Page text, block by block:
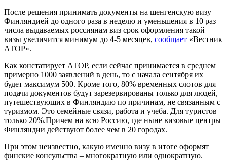
После решения принимать документы на шенгенскую визу
Финляндией до одного раза в неделю и уменьшения в 10 раз
числа выдаваемых россиянам виз срок оформления такой
визы увеличится минимум до 4-5 месяцев, сообщает «Вестник
АТОР».
Как констатирует АТОР, если сейчас принимается в среднем
примерно 1000 заявлений в день, то с начала сентября их
будет максимум 500. Кроме того, 80% временных слотов для
подачи документов будут зарезервированы только для людей,
путешествующих в Финляндию по причинам, не связанным с
туризмом. Это семейные связи, работа и учеба. Для туристов –
только 20%.Причем на всю Россию, где ныне визовые центры
Финляндии действуют более чем в 20 городах.
При этом неизвестно, какую именно визу в итоге оформят
финские консульства – многократную или однократную.